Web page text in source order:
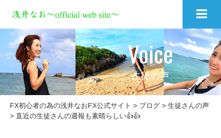
Voice
生徒の声
FX初心者の為の浅井なおFX公式サイト > ブログ> 生徒さんの声
> 直近の生徒さんの週報も素晴らしい👍👍